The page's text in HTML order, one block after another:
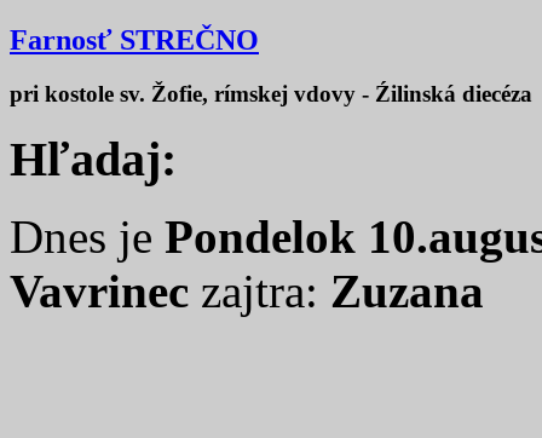
Farnosť STREČNO
pri kostole sv. Žofie, rímskej vdovy - Źilinská diecéza
Hľadaj:
Dnes je Pondelok
Vavrinec zajtra: Zuzana